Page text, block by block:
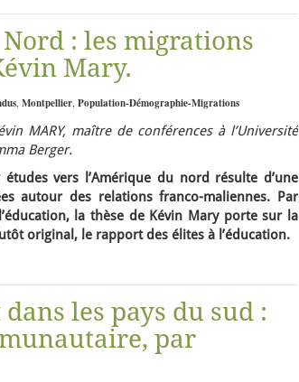
: les migrations
Mary.
, Montpellier, Population-Démographie-Migrations
MARY, maître de conférences à l’Université
Berger.
vers l’Amérique du nord résulte d’une
autour des relations franco-maliennes. Par
la thèse de Kévin Mary porte sur la
original, le rapport des élites à l’éducation.
les pays du sud :
par